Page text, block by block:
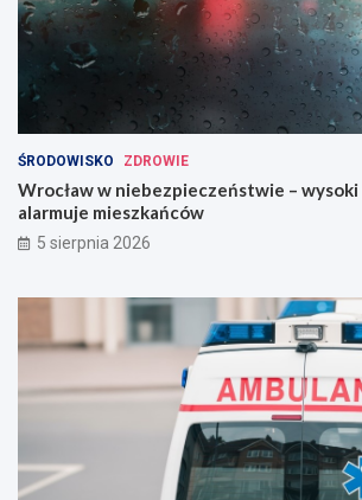
ŚRODOWISKO ZDROWIE
Wrocław w niebezpieczeństwie –
alarmuje mieszkańców
5 sierpnia 2026